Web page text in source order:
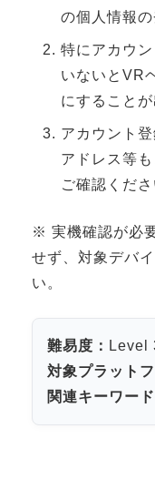
《企業研修》
Unity研修
Apple Vision Pro ア
HoloLens 2 アプリ開発
《研究会》
XRビジネスフォーラム
《展示会》
（1/8～10東京ビッグ
オートモーティブワー
（1/21～23東京ビッグ
の個人情報
特にアカウ
いないとVR
にすることが
アカウント
アドレス等
ご確認くださ
※ 実機確認が必
せず、対象デバ
い。
難易度： Level
対象プラットフ
関連キーワード